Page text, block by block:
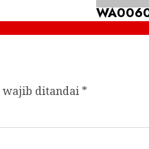
wajib ditandai *